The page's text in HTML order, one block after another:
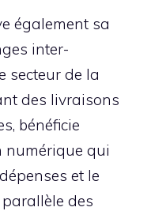
également sa
inter-
secteur de la
des livraisons
bénéficie
numérique qui
et le
des